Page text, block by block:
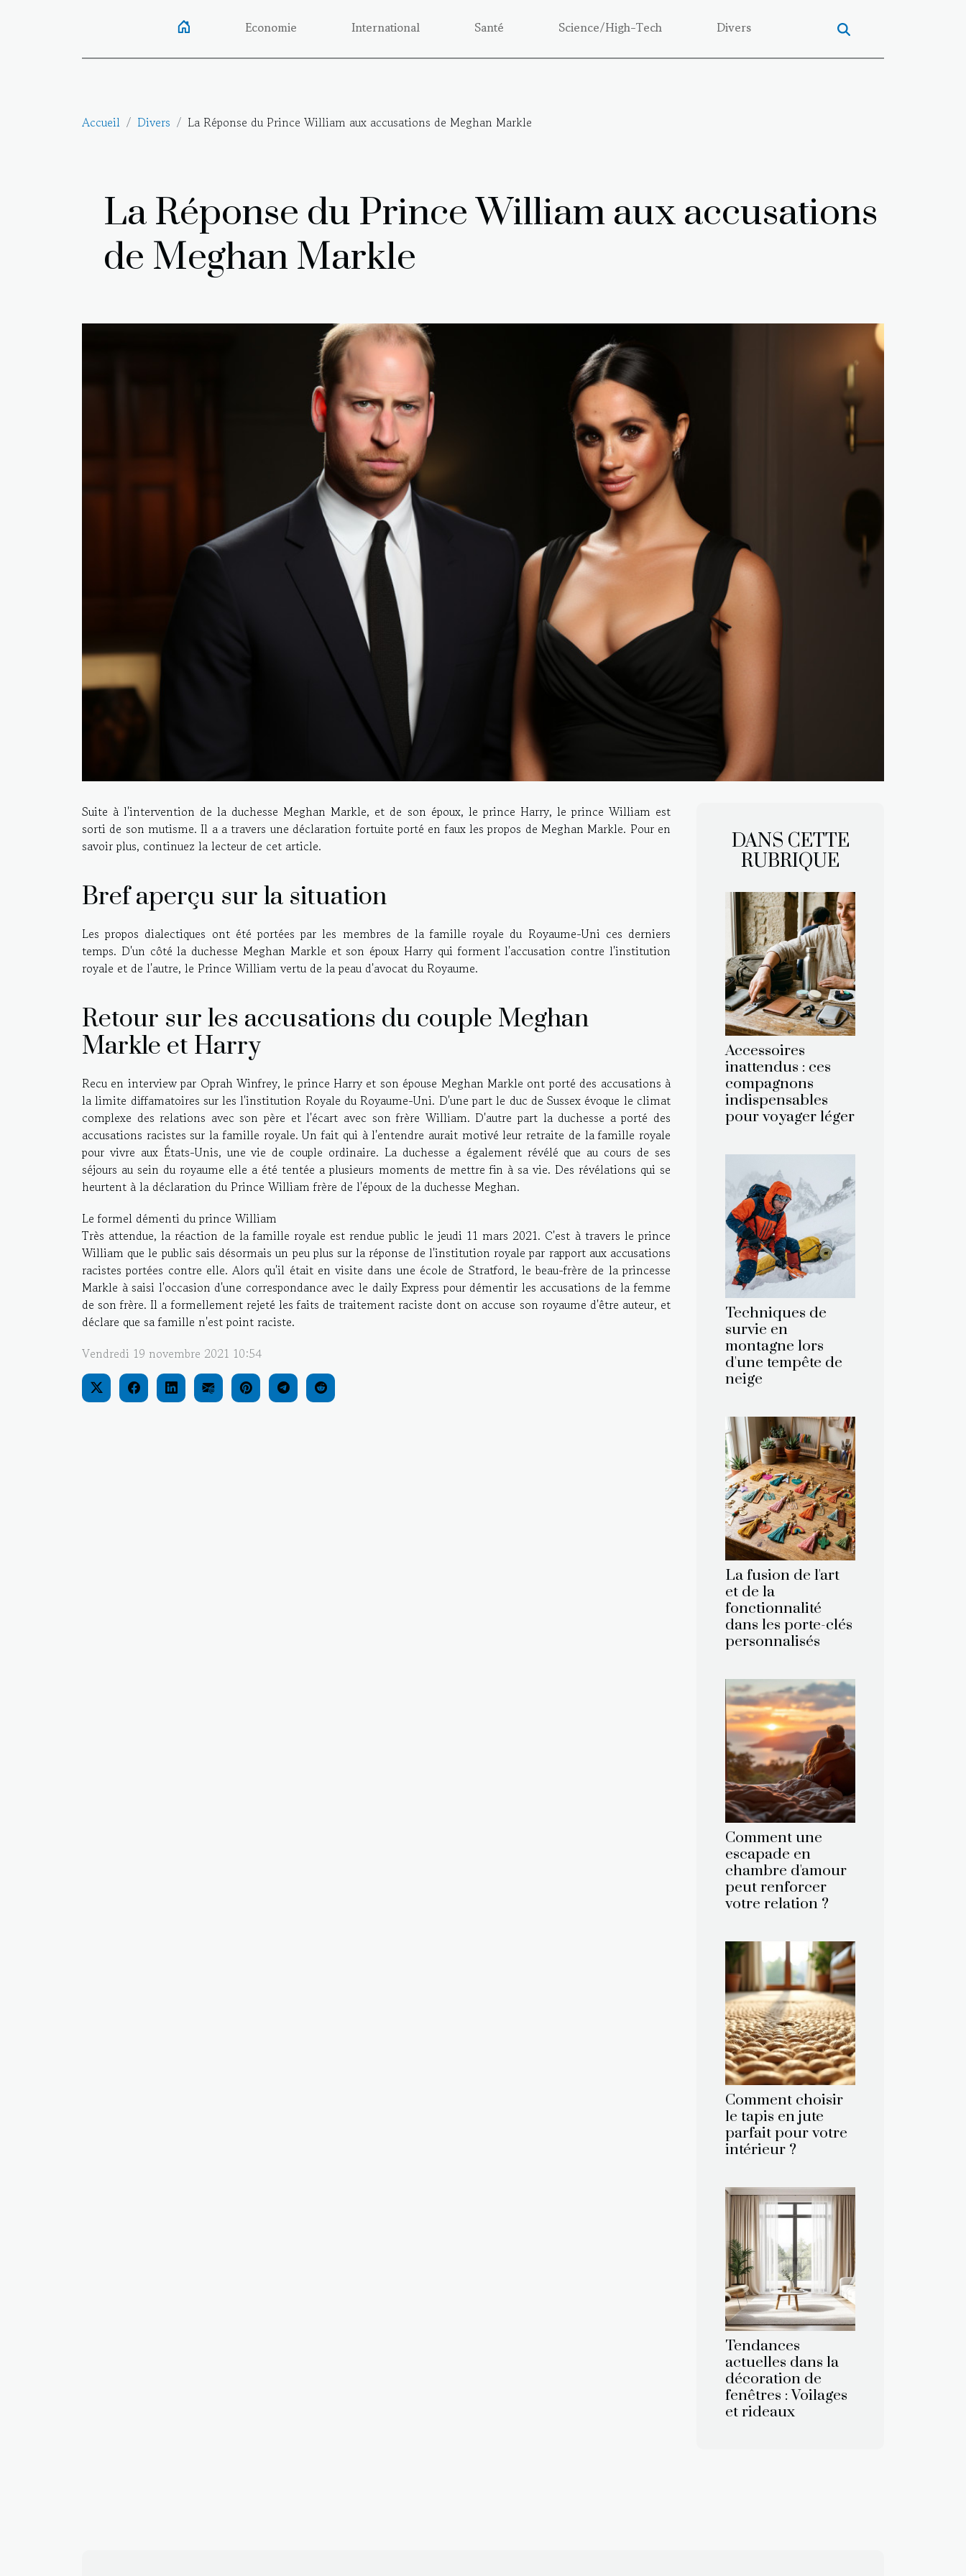
Economie International Santé Science/High-Tech Divers
Accueil Divers La Réponse du Prince William aux accusations de Meghan Markle
La Réponse du Prince William aux accusations
de Meghan Markle
Suite à l'intervention de la duchesse Meghan Markle, et de son époux, le prince Harry, le prince William est
sorti de son mutisme. Il a a travers une déclaration fortuite porté en faux les propos de Meghan Markle. Pour en
savoir plus, continuez la lecteur de cet article.
Bref aperçu sur la situation
Les propos dialectiques ont été portées par les membres de la famille royale du Royaume-Uni ces derniers
temps. D'un côté la duchesse Meghan Markle et son époux Harry qui forment l'accusation contre l'institution
royale et de l'autre, le Prince William vertu de la peau d'avocat du Royaume.
Retour sur les accusations du couple Meghan
Markle et Harry
Recu en interview par Oprah Winfrey, le prince Harry et son épouse Meghan Markle ont porté des accusations à
la limite diffamatoires sur les l'institution Royale du Royaume-Uni. D'une part le duc de Sussex évoque le climat
complexe des relations avec son père et l'écart avec son frère William. D'autre part la duchesse a porté des
accusations racistes sur la famille royale. Un fait qui à l'entendre aurait motivé leur retraite de la famille royale
pour vivre aux États-Unis, une vie de couple ordinaire. La duchesse a également révélé que au cours de ses
séjours au sein du royaume elle a été tentée a plusieurs moments de mettre fin à sa vie. Des révélations qui se
heurtent à la déclaration du Prince William frère de l'époux de la duchesse Meghan.
Le formel démenti du prince William
Très attendue, la réaction de la famille royale est rendue public le jeudi 11 mars 2021. C'est à travers le prince
William que le public sais désormais un peu plus sur la réponse de l'institution royale par rapport aux accusations
racistes portées contre elle. Alors qu'il était en visite dans une école de Stratford, le beau-frère de la princesse
Markle à saisi l'occasion d'une correspondance avec le daily Express pour démentir les accusations de la femme
de son frère. Il a formellement rejeté les faits de traitement raciste dont on accuse son royaume d'être auteur, et
déclare que sa famille n'est point raciste.
Vendredi 19 novembre 2021 10:54
DANS CETTE
RUBRIQUE
Accessoires
inattendus : ces
compagnons
indispensables
pour voyager léger
Techniques de
survie en
montagne lors
d'une tempête de
neige
La fusion de l'art
et de la
fonctionnalité
dans les porte-clés
personnalisés
Comment une
escapade en
chambre d'amour
peut renforcer
votre relation ?
Comment choisir
le tapis en jute
parfait pour votre
intérieur ?
Tendances
actuelles dans la
décoration de
fenêtres : Voilages
et rideaux